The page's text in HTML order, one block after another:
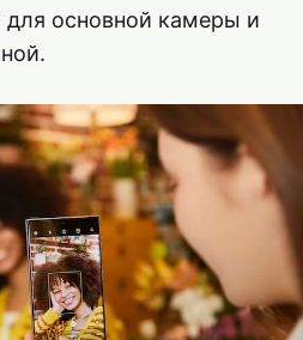
основной камеры и